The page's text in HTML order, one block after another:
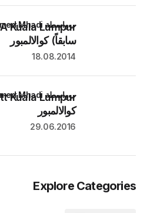
سابقاً) كوالالمبور
بواسطة Mohammed Mhadi
18.08.2014
كوالالمبور
بواسطة Mohammed Mhadi
29.06.2016
Explore Categories